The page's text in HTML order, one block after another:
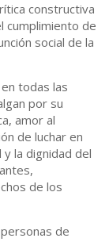
constructiva
cumplimiento de
social de la
todas las
por su
amor al
de luchar en
la dignidad del
de los
de